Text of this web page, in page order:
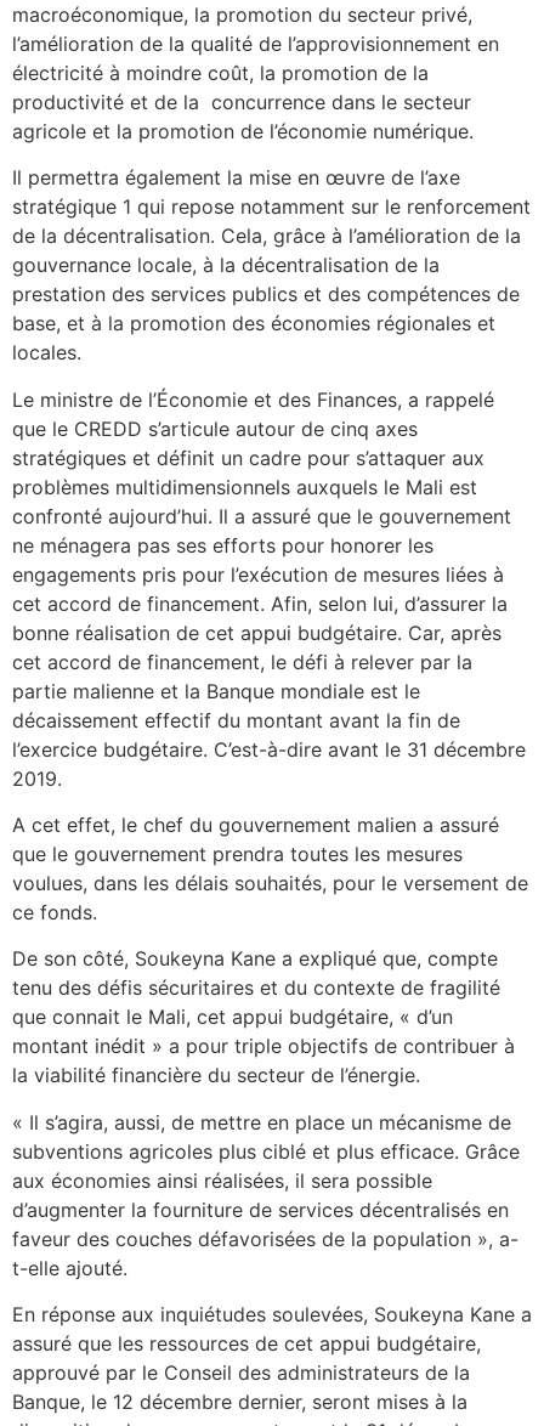
macroéconomique, la promotion du secteur privé,
l’amélioration de la qualité de l’approvisionnement en
électricité à moindre coût, la promotion de la
productivité et de la concurrence dans le secteur
agricole et la promotion de l’économie numérique.
Il permettra également la mise en œuvre de l’axe
stratégique 1 qui repose notamment sur le renforcement
de la décentralisation. Cela, grâce à l’amélioration de la
gouvernance locale, à la décentralisation de la
prestation des services publics et des compétences de
base, et à la promotion des économies régionales et
locales.
Le ministre de l’Économie et des Finances, a rappelé
que le CREDD s’articule autour de cinq axes
stratégiques et définit un cadre pour s’attaquer aux
problèmes multidimensionnels auxquels le Mali est
confronté aujourd’hui. Il a assuré que le gouvernement
ne ménagera pas ses efforts pour honorer les
engagements pris pour l’exécution de mesures liées à
cet accord de financement. Afin, selon lui, d’assurer la
bonne réalisation de cet appui budgétaire. Car, après
cet accord de financement, le défi à relever par la
partie malienne et la Banque mondiale est le
décaissement effectif du montant avant la fin de
l’exercice budgétaire. C’est-à-dire avant le 31 décembre
2019.
A cet effet, le chef du gouvernement malien a assuré
que le gouvernement prendra toutes les mesures
voulues, dans les délais souhaités, pour le versement de
ce fonds.
De son côté, Soukeyna Kane a expliqué que, compte
tenu des défis sécuritaires et du contexte de fragilité
que connait le Mali, cet appui budgétaire, « d’un
montant inédit » a pour triple objectifs de contribuer à
la viabilité financière du secteur de l’énergie.
« Il s’agira, aussi, de mettre en place un mécanisme de
subventions agricoles plus ciblé et plus efficace. Grâce
aux économies ainsi réalisées, il sera possible
d’augmenter la fourniture de services décentralisés en
faveur des couches défavorisées de la population », a-
t-elle ajouté.
En réponse aux inquiétudes soulevées, Soukeyna Kane a
assuré que les ressources de cet appui budgétaire,
approuvé par le Conseil des administrateurs de la
Banque, le 12 décembre dernier, seront mises à la